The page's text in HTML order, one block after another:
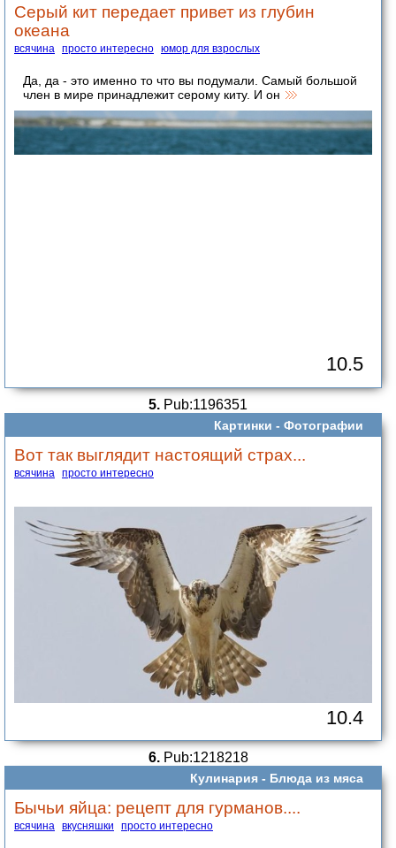
Серый кит передает привет из глубин
океана
всячина просто интересно юмор для взрослых
Да, да - это именно то что вы подумали. Самый большой
член в мире принадлежит серому киту. И он
10.5
5. Pub:1196351
Картинки - Фотографии
Вот так выглядит настоящий страх...
всячина просто интересно
10.4
6.Pub:1218218
Кулинария - Блюда из мяса
Бычьи яйца: рецепт для гурманов....
всячина вкусняшки просто интересно